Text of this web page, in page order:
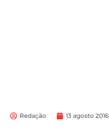
Redação 13 agosto 2016